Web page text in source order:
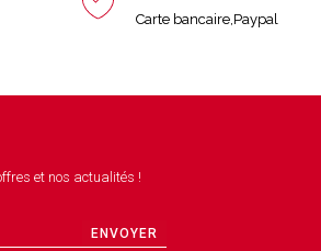
Carte bancaire,Paypal
et nos actualités !
ENVOYER